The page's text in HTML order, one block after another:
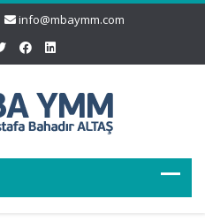
info@mbaymm.com